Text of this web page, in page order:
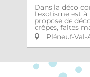
Dans la déco
l’exotisme est à
propose de
crêpes, faites
Pléneuf-Val-